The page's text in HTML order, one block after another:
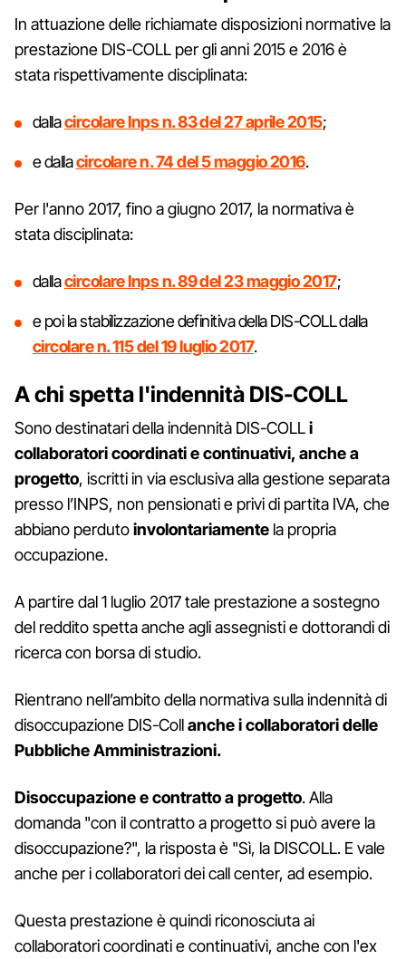
In attuazione delle richiamate disposizioni normative la
prestazione DIS-COLL per gli anni 2015 e 2016 è
stata rispettivamente disciplinata:
dallacircolare Inps n. 83 del 27 aprile 2015;
e dallacircolare n. 74 del 5 maggio 2016.
Per l'anno 2017, fino a giugno 2017, la normativa è
stata disciplinata:
dallacircolare Inps n. 89 del 23 maggio 2017;
e poi la stabilizzazione definitiva della DIS-COLL dalla
circolare n. 115 del 19 luglio 2017.
A chi spetta l'indennità DIS-COLL
Sono destinatari della indennità DIS-COLLi
collaboratori coordinati e continuativi, anche a
progetto, iscritti in via esclusiva alla gestione separata
presso l’INPS, non pensionati e privi di partita IVA, che
abbiano perdutoinvolontariamente la propria
occupazione.
A partire dal 1 luglio 2017 tale prestazione a sostegno
del reddito spetta anche agli assegnisti e dottorandi di
ricerca con borsa di studio.
Rientrano nell’ambito della normativa sulla indennità di
disoccupazione DIS-Collanche i collaboratori delle
Pubbliche Amministrazioni.
Disoccupazione e contratto a progetto. Alla
domanda "con il contratto a progetto si può avere la
disoccupazione?", la risposta è "Sì, la DISCOLL. E vale
anche per i collaboratori dei call center, ad esempio.
Questa prestazione è quindi riconosciuta ai
collaboratori coordinati e continuativi, anche con l'ex